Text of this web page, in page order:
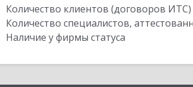
Количество клиентов (договоров
Количество специалистов,
Наличие у фирмы статуса